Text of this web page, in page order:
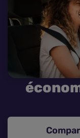
Mutuelle Santé
Assurance Moto
Assurance
Assurance de prêt
Prévoyance